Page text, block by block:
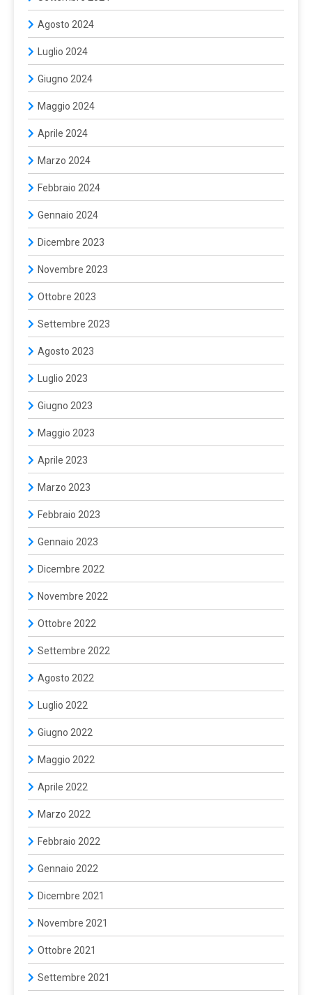
Agosto 2024
Luglio 2024
Giugno 2024
Maggio 2024
Aprile 2024
Marzo 2024
Febbraio 2024
Gennaio 2024
Dicembre 2023
Novembre 2023
Ottobre 2023
Settembre 2023
Agosto 2023
Luglio 2023
Giugno 2023
Maggio 2023
Aprile 2023
Marzo 2023
Febbraio 2023
Gennaio 2023
Dicembre 2022
Novembre 2022
Ottobre 2022
Settembre 2022
Agosto 2022
Luglio 2022
Giugno 2022
Maggio 2022
Aprile 2022
Marzo 2022
Febbraio 2022
Gennaio 2022
Dicembre 2021
Novembre 2021
Ottobre 2021
Settembre 2021